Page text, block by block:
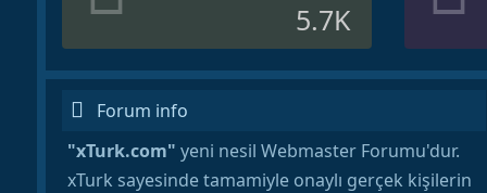
5.7K
Forum info
"xTurk.com" yeni nesil Webmaster Forumu'dur.
xTurk sayesinde tamamiyle onaylı gerçek kişilerin